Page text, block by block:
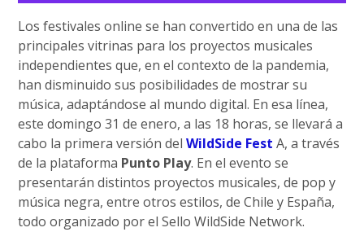
Los festivales online se han convertido en una de las
principales vitrinas para los proyectos musicales
independientes que, en el contexto de la pandemia,
han disminuido sus posibilidades de mostrar su
música, adaptándose al mundo digital. En esa línea,
este domingo 31 de enero, a las 18 horas, se llevará a
cabo la primera versión delWildSide Fest A, a través
de la plataforma Punto Play. En el evento se
presentarán distintos proyectos musicales, de pop y
música negra, entre otros estilos, de Chile y España,
todo organizado por el Sello WildSide Network.